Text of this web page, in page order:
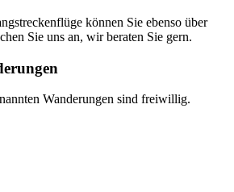
können Sie ebenso über
Sie uns an, wir beraten Sie gern.
Wanderungen sind freiwillig.